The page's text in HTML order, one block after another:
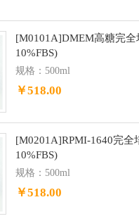
[M0101A]DMEM高糖完全
10%FBS)
规格：500ml
￥518.00
[M0201A]RPMI-1640完全
10%FBS)
规格：500ml
￥518.00